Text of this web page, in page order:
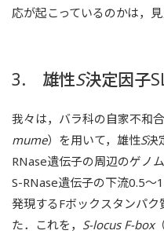
応が起こっているのかは，見
3. 雄性S決定因子
我々は，バラ科の自家不和
mume）を用いて，雄性S決
RNase遺伝子の周辺のゲノ
S-RNase遺伝子の下流0.5～
発現するFボックスタンパ
た．これを， S-locus F-box